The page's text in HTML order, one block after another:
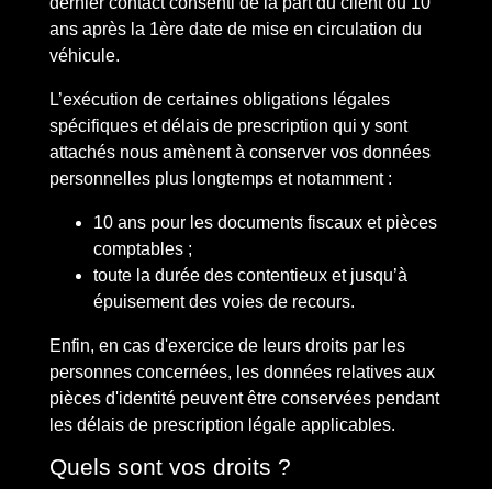
ans après la 1ère date de mise en circulation du
véhicule.
L’exécution de certaines obligations légales
spécifiques et délais de prescription qui y sont
attachés nous amènent à conserver vos données
personnelles plus longtemps et notamment :
10 ans pour les documents fiscaux et pièces
comptables ;
toute la durée des contentieux et jusqu’à
épuisement des voies de recours.
Enfin, en cas d'exercice de leurs droits par les
personnes concernées, les données relatives aux
pièces d'identité peuvent être conservées pendant
les délais de prescription légale applicables.
Quels sont vos droits ?